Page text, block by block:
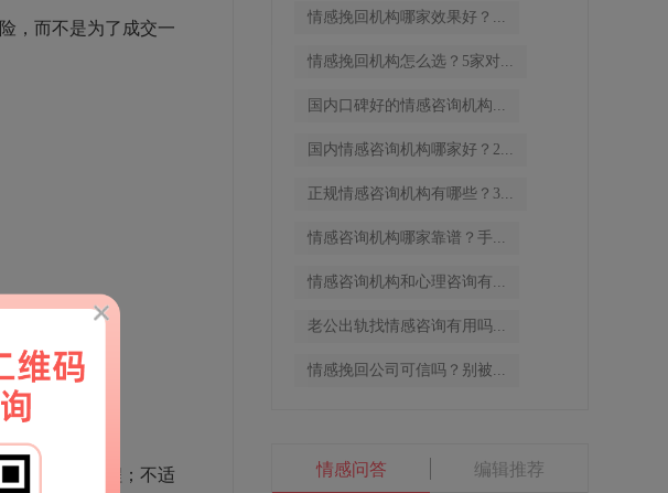
，而不是为了成交一
进入重建流程；不适
情感挽回机构哪家效果好？...
情感挽回机构怎么选？5家对...
国内口碑好的情感咨询机构...
国内情感咨询机构哪家好？2...
正规情感咨询机构有哪些？3...
情感咨询机构哪家靠谱？手...
情感咨询机构和心理咨询有...
老公出轨找情感咨询有用吗...
情感挽回公司可信吗？别被...
情感问答 编辑推荐